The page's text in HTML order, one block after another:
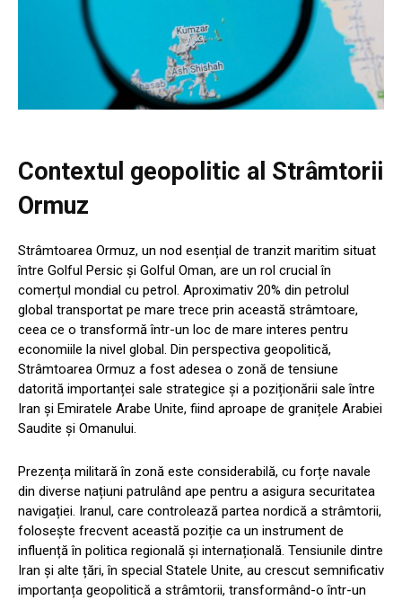
Contextul geopolitic al Strâmtorii
Ormuz
Strâmtoarea Ormuz, un nod esențial de tranzit maritim situat
între Golful Persic și Golful Oman, are un rol crucial în
comerțul mondial cu petrol. Aproximativ 20% din petrolul
global transportat pe mare trece prin această strâmtoare,
ceea ce o transformă într-un loc de mare interes pentru
economiile la nivel global. Din perspectiva geopolitică,
Strâmtoarea Ormuz a fost adesea o zonă de tensiune
datorită importanței sale strategice și a poziționării sale între
Iran și Emiratele Arabe Unite, fiind aproape de granițele Arabiei
Saudite și Omanului.
Prezența militară în zonă este considerabilă, cu forțe navale
din diverse națiuni patrulând ape pentru a asigura securitatea
navigației. Iranul, care controlează partea nordică a strâmtorii,
folosește frecvent această poziție ca un instrument de
influență în politica regională și internațională. Tensiunile dintre
Iran și alte țări, în special Statele Unite, au crescut semnificativ
importanța geopolitică a strâmtorii, transformând-o într-un